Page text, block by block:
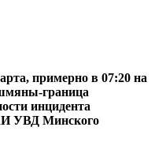
примерно в 07:20 на
граница
инцидента
УВД Минского